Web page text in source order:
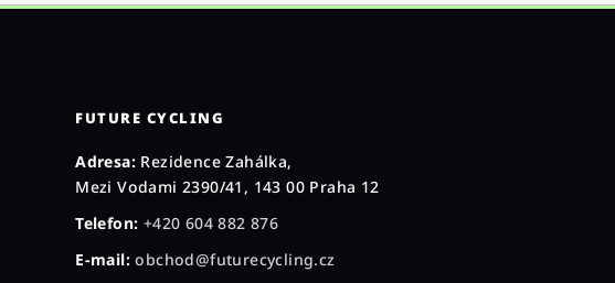
FUTURE CYCLING
Adresa: Rezidence Zahálka,
Mezi Vodami 2390/41, 143 00 Praha 12
Telefon: +420 604 882 876
E-mail: obchod@futurecycling.cz